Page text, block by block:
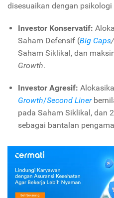
disesuaikan dengan
Investor Konservatif:
Saham Defensif (Big Caps/
Saham Siklikal,dan
Growth.
Investor Agresif:
Growth/Second Liner
pada Saham Siklikal,dan
sebagai bantalan